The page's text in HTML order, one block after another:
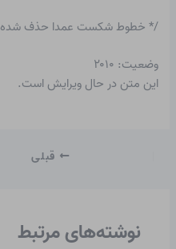
/* خطوط شکست عمدا حذف شده
وضعیت: ۲۰۱۰
این متن در حال ویرایش است.
قبلی
نوشته‌های مرتبط